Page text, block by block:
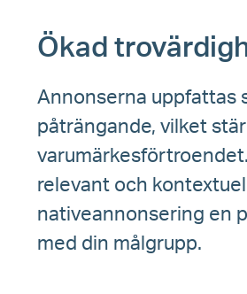
Ökad
Annonserna uppfattas
påträngande, vilket
relevant och
nativeannonsering en
med din målgrupp.